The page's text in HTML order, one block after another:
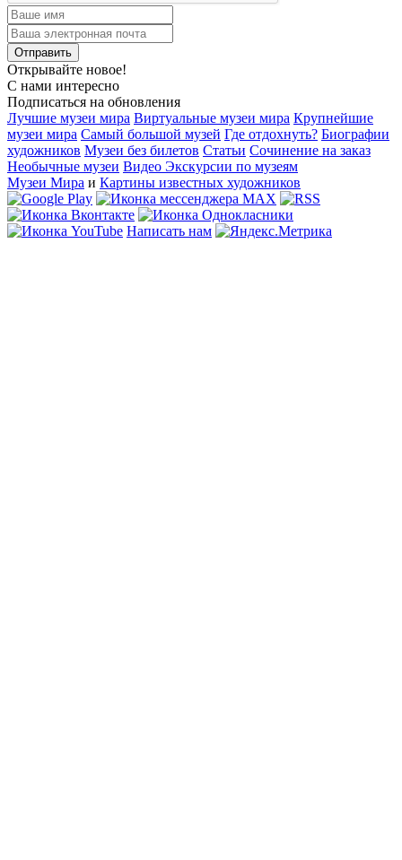
Открывайте новое!
С нами интересно
Подписаться на обновления
Лучшие музеи мира Виртуальные музеи мира Крупнейшие
музеи мира Самый большой музей Где отдохнуть? Биографии
художников Музеи без билетов Статьи Сочинение на заказ
Необычные музеи Видео Экскурсии по музеям
Музеи Мира и Картины известных художников
Написать нам